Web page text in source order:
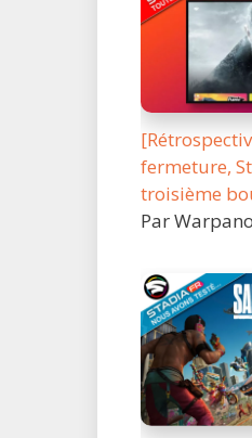
fermeture,
troisième
Par